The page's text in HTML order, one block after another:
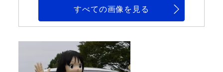
すべての画像を見る